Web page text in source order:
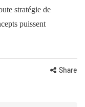
stratégie de
puissent
Share